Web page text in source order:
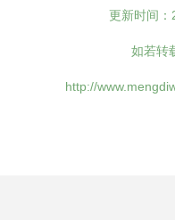
更新时间
如若转
http://